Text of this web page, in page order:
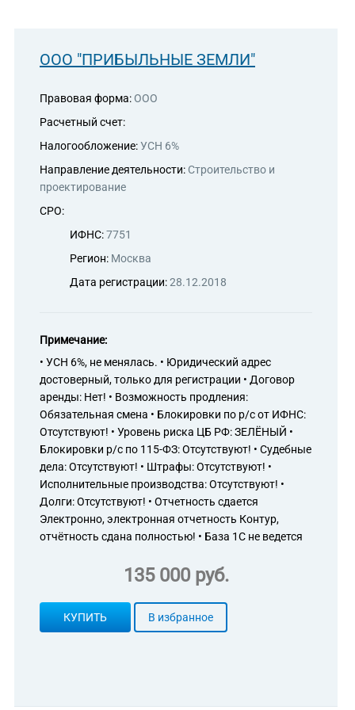
ООО "ПРИБЫЛЬНЫЕ ЗЕМЛИ"
Правовая форма: ООО
Расчетный счет:
Налогообложение:УСН 6%
Направление деятельности: Строительство и
проектирование
СРО:
ИФНС:7751
Регион: Москва
Дата регистрации:28.12.2018
Примечание:
• УСН 6%, не менялась. • Юридический адрес
достоверный, только для регистрации • Договор
аренды: Нет! • Возможность продления:
Обязательная смена • Блокировки по р/с от ИФНС:
Отсутствуют! • Уровень риска ЦБ РФ: ЗЕЛЁНЫЙ •
Блокировки р/с по 115-ФЗ: Отсутствуют! • Судебные
дела: Отсутствуют! • Штрафы: Отсутствуют! •
Исполнительные производства: Отсутствуют! •
Долги: Отсутствуют! • Отчетность сдается
Электронно, электронная отчетность Контур,
отчётность сдана полностью! • База 1С не ведется
135 000 руб.
КУПИТЬ В избранное